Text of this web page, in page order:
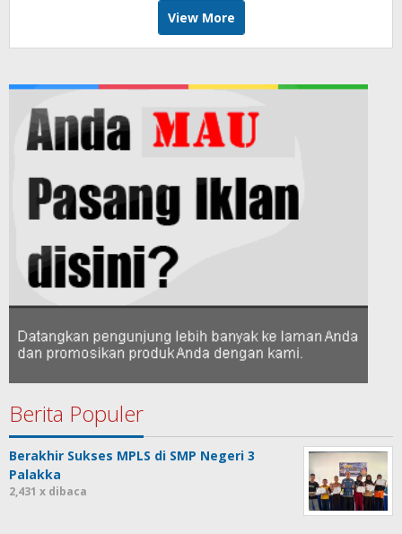
View More
Berita Populer
Berakhir Sukses MPLS di SMP Negeri 3
Palakka
2,431 x dibaca